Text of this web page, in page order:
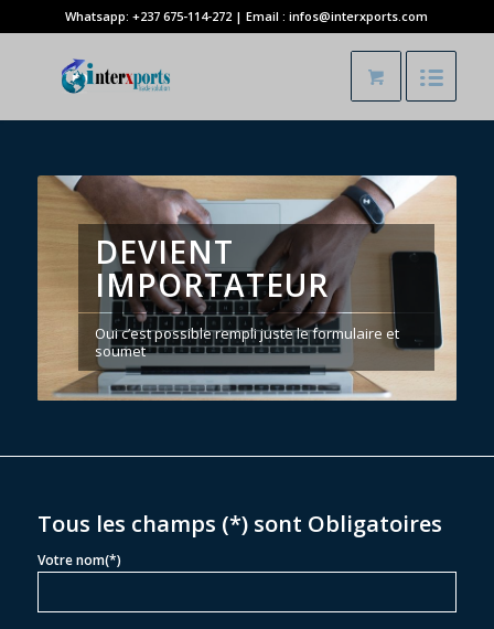
Whatsapp: +237 675-114-272 | Email : infos@interxports.com
DEVIENT
IMPORTATEUR
Oui c’est possible rempli juste le formulaire et
soumet
Tous les champs (*) sont Obligatoires
Votre nom(*)